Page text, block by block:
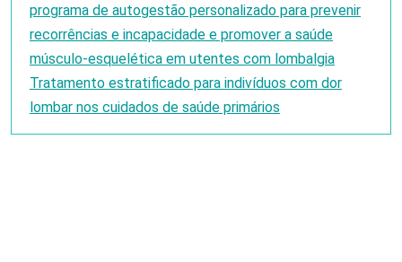
programa de autogestão personalizado para prevenir
recorrências e incapacidade e promover a saúde
músculo-esquelética em utentes com lombalgia
Tratamento estratificado para indivíduos com dor
lombar nos cuidados de saúde primários